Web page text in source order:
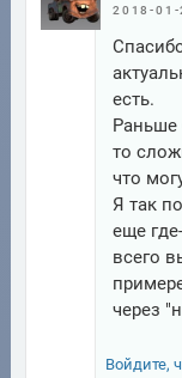
2018-
есть.
Раньше
то
что
Я так
еще
всего
через
Войдите,